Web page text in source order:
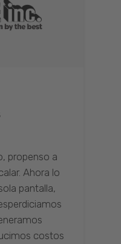
propenso a
Ahora lo
pantalla,
costos